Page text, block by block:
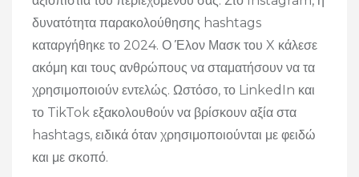
δυνατότητα παρακολούθησης hashtags
καταργήθηκε το 2024. Ο Έλον Μασκ του X κάλεσε
ακόμη και τους ανθρώπους να σταματήσουν να τα
χρησιμοποιούν εντελώς. Ωστόσο, το LinkedIn και
το TikTok εξακολουθούν να βρίσκουν αξία στα
hashtags, ειδικά όταν χρησιμοποιούνται με φειδώ
και με σκοπό.